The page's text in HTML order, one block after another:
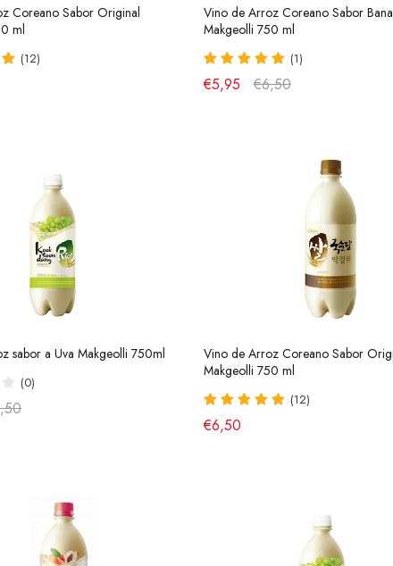
Coreano Sabor Original
ml
(12)
Vino de Arroz Coreano Sabor
Makgeolli 750 ml
(1)
€5,95 €6,50
sabor a Uva Makgeolli 750ml
(0)
Vino de Arroz Coreano Sabor
Makgeolli 750 ml
(12)
€6,50